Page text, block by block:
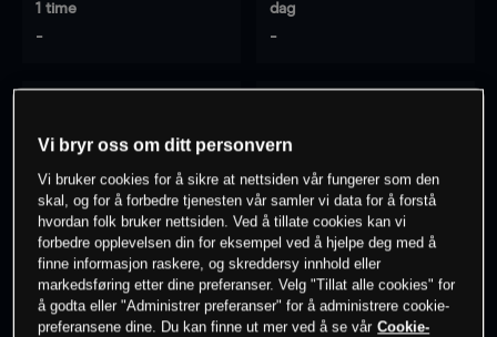
1 time
-
dag
-
0% av kunder erpå dette instrumentet
Søk om konto
Vi bryr oss om ditt personvern
Vi bruker cookies for å sikre at nettsiden vår fungerer som den
skal, og for å forbedre tjenesten vår samler vi data for å forstå
hvordan folk bruker nettsiden. Ved å tillate cookies kan vi
forbedre opplevelsen din for eksempel ved å hjelpe deg med å
finne informasjon raskere, og skreddersy innhold eller
markedsføring etter dine preferanser. Velg "Tillat alle cookies" for
å godta eller "Administrer preferanser" for å administrere cookie-
preferansene dine. Du kan finne ut mer ved å se vår Cookie-